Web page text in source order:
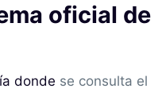
oficial de
donde se consulta el